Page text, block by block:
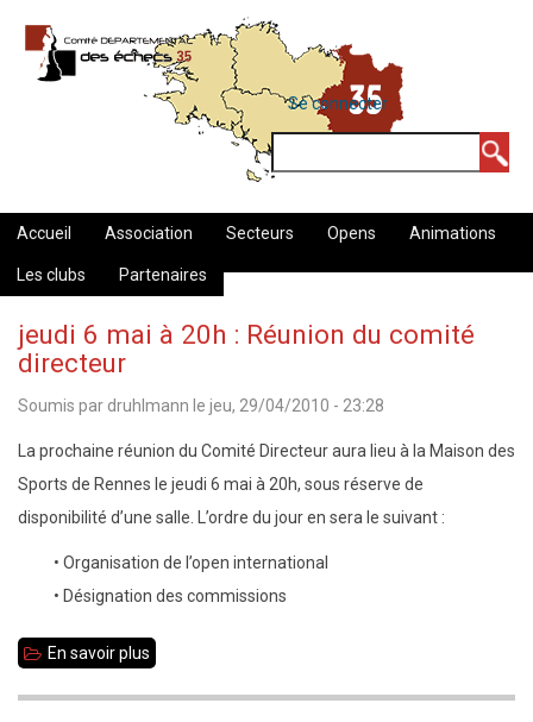
contenu
MENU
DU
COMPTE
DE
Se connecter
Accueil Association Secteurs Opens Animations
Les clubs Partenaires
jeudi 6 mai à 20h : Réunion du comité
directeur
Soumis par druhlmann le jeu, 29/04/2010 - 23:28
La prochaine réunion du Comité Directeur aura lieu à la Maison des
Sports de Rennes le jeudi 6 mai à 20h, sous réserve de
disponibilité d’une salle. L’ordre du jour en sera le suivant :
• Organisation de l’open international
• Désignation des commissions
En savoir plus